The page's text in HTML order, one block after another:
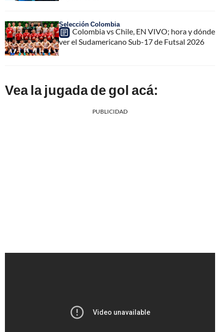
Selección Colombia
Colombia vs Chile, EN VIVO; hora y dónde
ver el Sudamericano Sub-17 de Futsal 2026
Vea la jugada de gol acá:
PUBLICIDAD